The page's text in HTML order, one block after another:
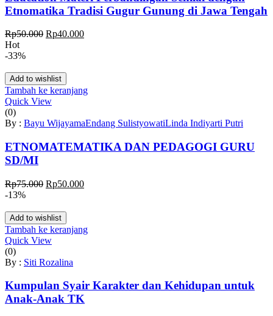
Etnomatika Tradisi Gugur Gunung di Jawa Tengah
Rp50.000 Harga
Rp40.000Harga
Hot
-33%
Add to wishlist
Tambah ke keranjang
Quick View
(0)
By : Bayu WijayamaEndang SulistyowatiLinda Indiyarti Putri
ETNOMATEMATIKA DAN PEDAGOGI GURU
SD/MI
Rp75.000 Harga
Rp75.000.
Rp50.000Harga
Rp50.000.
-13%
Add to wishlist
Tambah ke keranjang
Quick View
(0)
By : Siti Rozalina
Kumpulan Syair Karakter dan Kehidupan untuk
Anak-Anak TK